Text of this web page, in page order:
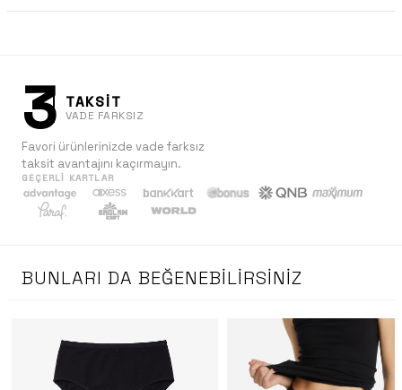
3 TAKSİT
VADE FARKSIZ
Favori ürünlerinizde vade farksız
taksit avantajını kaçırmayın.
GEÇERLI KARTLAR
BUNLARI DA BEĞENEBILIRSINIZ